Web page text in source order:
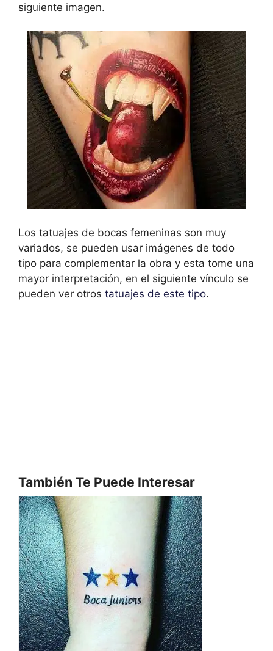
siguiente imagen.
Los tatuajes de bocas femeninas son muy
variados, se pueden usar imágenes de todo
tipo para complementar la obra y esta tome una
mayor interpretación, en el siguiente vínculo se
pueden ver otros tatuajes de este tipo.
También Te Puede Interesar